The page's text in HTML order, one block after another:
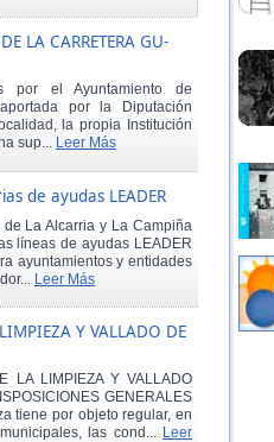
LA CARRETERA GU-
por el Ayuntamiento de
por la Diputación
la propia Institución
sup... Leer Más
de ayudas LEADER
La Alcarria y La Campiña
líneas de ayudas LEADER
ayuntamientos y entidades
Leer Más
Y VALLADO DE
LA LIMPIEZA Y VALLADO
GENERALES
tiene por objeto regular, en
las cond... Leer